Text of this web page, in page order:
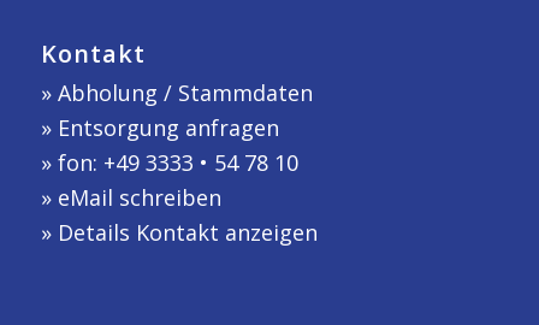
Kontakt
» Abholung / Stammdaten
» Entsorgung anfragen
» fon: +49 3333 • 54 78 10
» eMail schreiben
» Details Kontakt anzeigen